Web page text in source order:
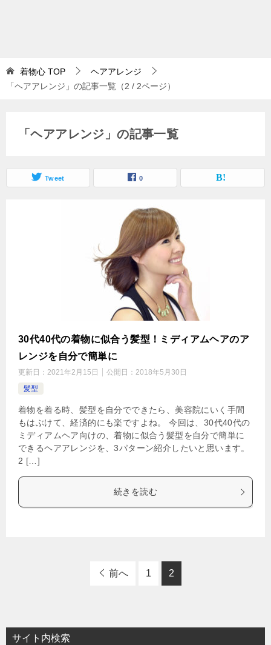
着物心 TOP
ヘアアレンジ
「ヘアアレンジ」の記事一覧（2 / 2ページ）
「ヘアアレンジ」の記事一覧
Tweet 0
30代40代の着物に似合う髪型！ミディアムヘアのア
レンジを自分で簡単に
更新日： 2021年2月15日 公開日： 2018年5月30日
髪型
着物を着る時、髪型を自分でできたら、美容院にいく手間
もはぶけて、経済的にも楽ですよね。 今回は、30代40代の
ミディアムヘア向けの、着物に似合う髪型を自分で簡単に
できるヘアアレンジを、3パターン紹介したいと思います。
2 […]
続きを読む
前へ 1 2
サイト内検索